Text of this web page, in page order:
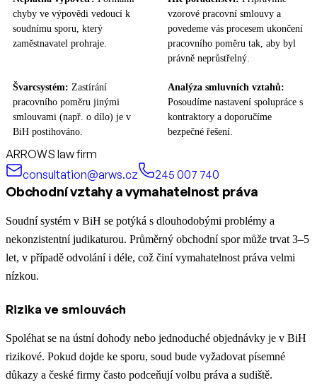
chyby ve výpovědi vedoucí k
soudnímu sporu, který
zaměstnavatel prohraje.
vzorové pracovní smlouvy a
povedeme vás procesem ukončení
pracovního poměru tak, aby byl
právně neprůstřelný.
Švarcsystém: Zastírání
pracovního poměru jinými
smlouvami (např. o dílo) je v
BiH postihováno.
Analýza smluvních vztahů:
Posoudíme nastavení spolupráce s
kontraktory a doporučíme
bezpečné řešení.
ARROWS law firm
consultation@arws.cz
245 007 740
Obchodní vztahy a vymahatelnost práva
Soudní systém v BiH se potýká s dlouhodobými problémy a
nekonzistentní judikaturou. Průměrný obchodní spor může trvat 3–5
let, v případě odvolání i déle, což činí vymahatelnost práva velmi
nízkou.
Rizika ve smlouvách
Spoléhat se na ústní dohody nebo jednoduché objednávky je v BiH
rizikové. Pokud dojde ke sporu, soud bude vyžadovat písemné
důkazy a české firmy často podceňují volbu práva a sudiště.